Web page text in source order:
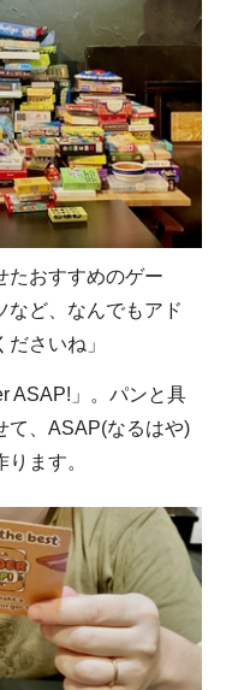
たおすすめのゲー
など、なんでもアド
さいね」
ASAP!」。パンと具
て、ASAP(なるはや)
ます。